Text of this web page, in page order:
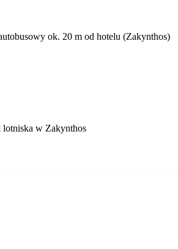
ok. 20 m od hotelu (Zakynthos)
lotniska w Zakynthos